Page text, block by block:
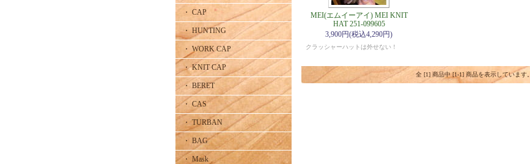
・ CAP
・ HUNTING
・ WORK CAP
・ KNIT CAP
・ BERET
・ CAS
・ TURBAN
・ BAG
・ Mask
MEI(エムイーアイ) MEI KNIT
HAT 251-099605
3,900円(税込4,290円)
クラッシャーハットは外せない！
全 [1] 商品中 [1-1] 商品を表示しています。